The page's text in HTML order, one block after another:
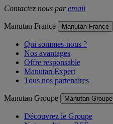
Contactez nous paremail
Manutan France Manutan France
Qui sommes-nous ?
Nos avantages
Offre responsable
Manutan Expert
Tous nos partenaires
Manutan Groupe Manutan Groupe
Découvrez le Groupe